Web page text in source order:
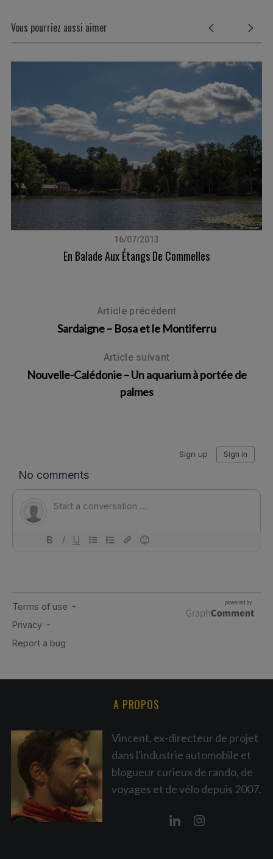
Vous pourriez aussi aimer
16/07/2013
En Balade Aux Étangs De Commelles
Article précédent
Sardaigne – Bosa et le Montiferru
Article suivant
Nouvelle-Calédonie – Un aquarium à portée de
palmes
A PROPOS
Vincent, ex-directeur de projet
dans l'industrie automobile et
blogueur curieux de rando, de
voyages et de vélo depuis 2007.